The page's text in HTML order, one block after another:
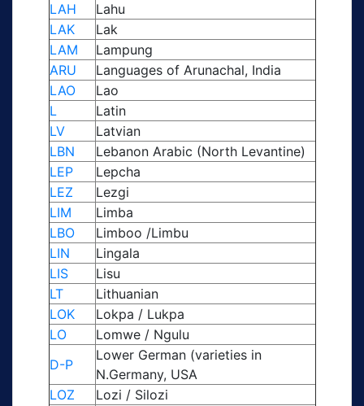
LAH
Lahu
LAK
Lak
LAM
Lampung
ARU
Languages of Arunachal, India
LAO
Lao
L
Latin
LV
Latvian
LBN
Lebanon Arabic (North Levantine)
LEP
Lepcha
LEZ
Lezgi
LIM
Limba
LBO
Limboo /Limbu
LIN
Lingala
LIS
Lisu
LT
Lithuanian
LOK
Lokpa / Lukpa
LO
Lomwe / Ngulu
D-P
Lower German (varieties in
N.Germany, USA
LOZ
Lozi / Silozi